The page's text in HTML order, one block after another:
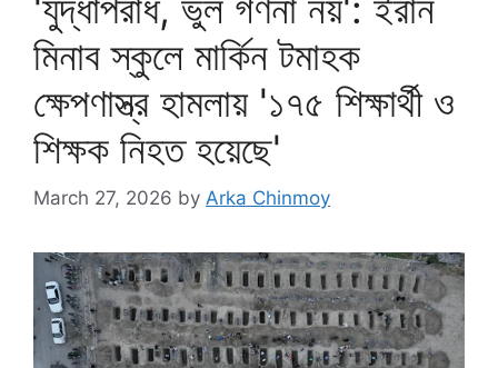
মিনাব স্কুলে মার্কিন টমাহক
ক্ষেপণাস্ত্র হামলায় '১৭৫ শিক্ষার্থী ও
শিক্ষক নিহত হয়েছে'
March 27, 2026 by Arka Chinmoy